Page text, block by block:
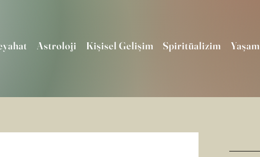
Astroloji Kişisel Gelişim Spiritüalizim Yaşam